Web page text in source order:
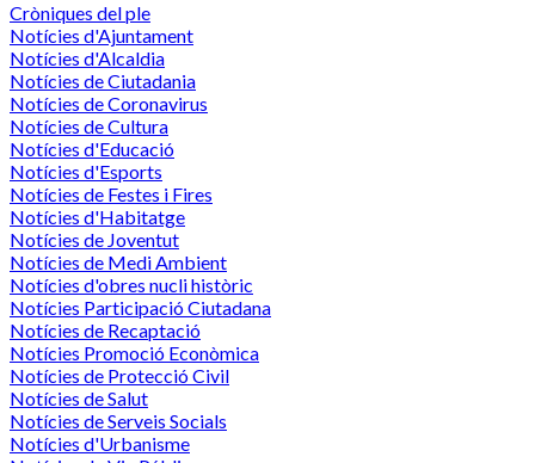
Cròniques del ple
Notícies d'Ajuntament
Notícies d'Alcaldia
Notícies de Ciutadania
Notícies de Coronavirus
Notícies de Cultura
Notícies d'Educació
Notícies d'Esports
Notícies de Festes i Fires
Notícies d'Habitatge
Notícies de Joventut
Notícies de Medi Ambient
Notícies d'obres nucli històric
Notícies Participació Ciutadana
Notícies de Recaptació
Notícies Promoció Econòmica
Notícies de Protecció Civil
Notícies de Salut
Notícies de Serveis Socials
Notícies d'Urbanisme